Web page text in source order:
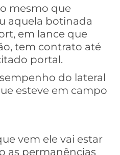
mesmo que
aquela botinada
em lance que
tem contrato até
portal.
do lateral
esteve em campo
vem ele vai estar
as permanências